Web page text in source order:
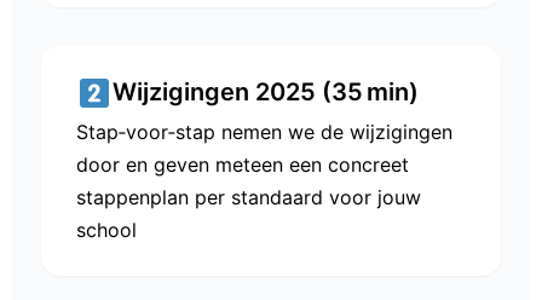
Wijzigingen 2025 (35 min)
Stap‑voor‑stap nemen we de wijzigingen
door en geven meteen een concreet
stappenplan per standaard voor jouw
school